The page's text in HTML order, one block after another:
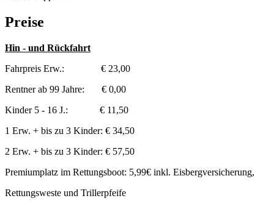
Preise
Hin - und Rückfahrt
Fahrpreis Erw.: € 23,00
Rentner ab 99 Jahre: € 0,00
Kinder 5 - 16 J.: € 11,50
1 Erw. + bis zu 3 Kinder: € 34,50
2 Erw. + bis zu 3 Kinder: € 57,50
Premiumplatz im Rettungsboot: 5,99€ inkl. Eisbergversicherung,
Rettungsweste und Trillerpfeife